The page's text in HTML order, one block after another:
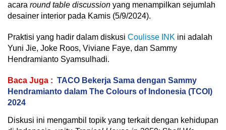
acara round table discussion yang menampilkan sejumlah
desainer interior pada Kamis (5/9/2024).
Praktisi yang hadir dalam diskusi Coulisse INK ini adalah
Yuni Jie, Joke Roos, Viviane Faye, dan Sammy
Hendramianto Syamsulhadi.
Baca Juga : TACO Bekerja Sama dengan Sammy
Hendramianto dalam The Colours of Indonesia (TCOI)
2024
Diskusi ini mengambil topik yang terkait dengan kehidupan